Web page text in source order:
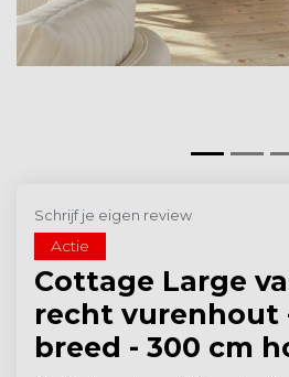
Schrijf je eigen review
Actie
Cottage Large
recht vurenhout
breed - 300 cm